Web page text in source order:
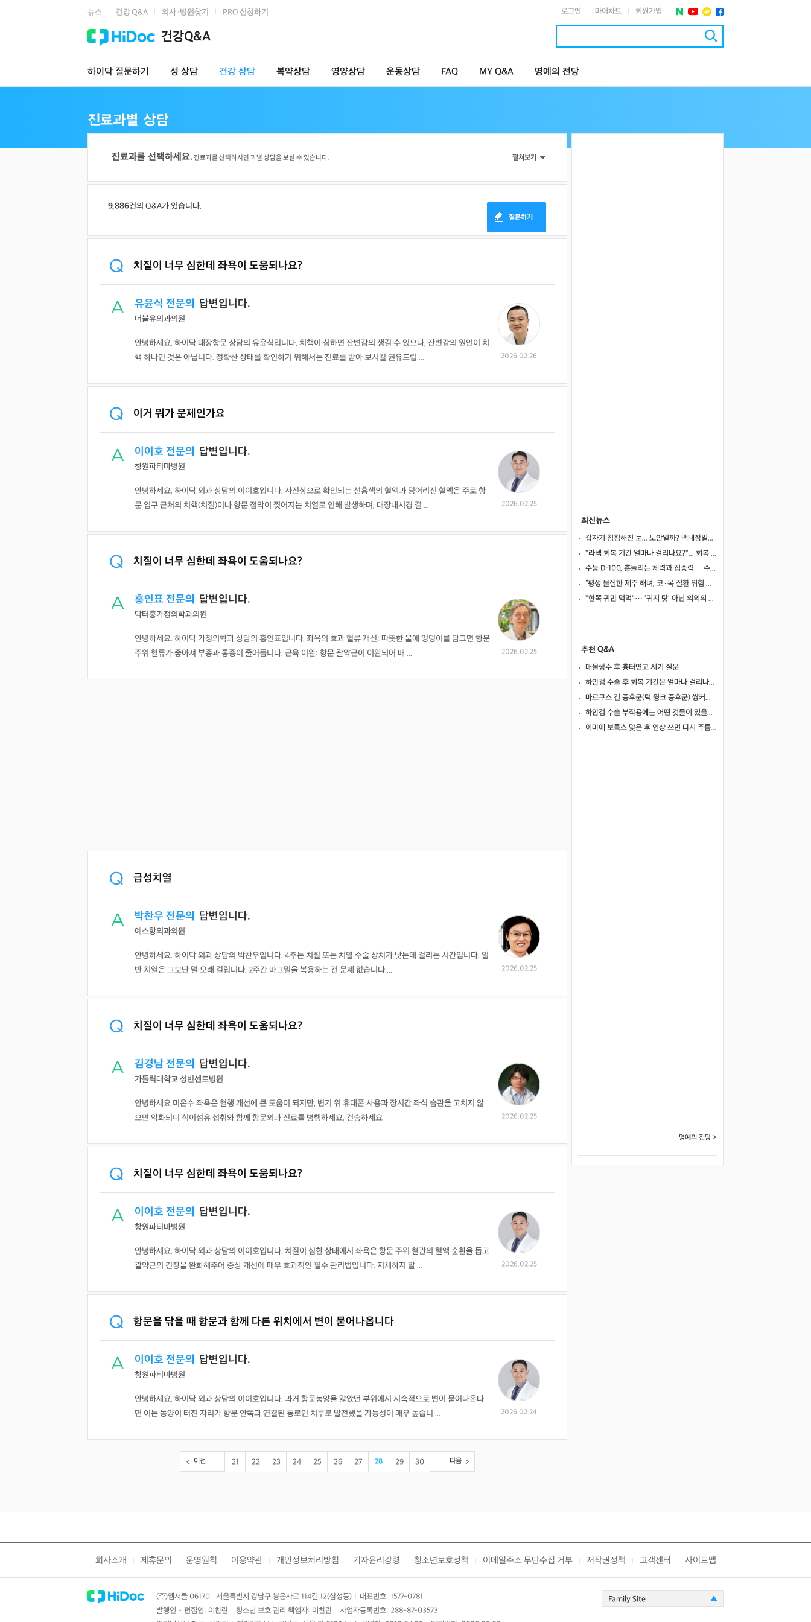
뉴스 건강 Q&A 의사·병원찾기 PRO 신청하기 로그인 마이차트 회원가입
건강Q&A
하이닥 질문하기 성 상담 건강 상담 복약상담 영양상담 운동상담 FAQ MY Q&A 명예의 전당
진료과를 선택하세요. 진료과를 선택하시면 과별 상담을 보실 수 있습니다. 펼쳐보기
9,886건의 Q&A가 있습니다.
질문하기
치질이 너무 심한데 좌욕이 도움되나요?
유윤식 전문의 답변입니다.
더블유외과의원
2026.02.26
안녕하세요. 하이닥 대장항문 상담의 유윤식입니다. 치핵이 심하면 잔변감의 생길 수 있으나, 잔변감의 원인이 치
핵 하나인 것은 아닙니다. 정확한 상태를 확인하기 위해서는 진료를 받아 보시길 권유드립 ...
이거 뭐가 문제인가요
이이호 전문의 답변입니다.
창원파티마병원
2026.02.25
안녕하세요. 하이닥 외과 상담의 이이호입니다. 사진상으로 확인되는 선홍색의 혈액과 덩어리진 혈액은 주로 항
문 입구 근처의 치핵(치질)이나 항문 점막이 찢어지는 치열로 인해 발생하며, 대장내시경 결 ...
치질이 너무 심한데 좌욕이 도움되나요?
홍인표 전문의 답변입니다.
닥터홍가정의학과의원
2026.02.25
안녕하세요. 하이닥 가정의학과 상담의 홍인표입니다. 좌욕의 효과 혈류 개선: 따뜻한 물에 엉덩이를 담그면 항문
주위 혈류가 좋아져 부종과 통증이 줄어듭니다. 근육 이완: 항문 괄약근이 이완되어 배 ...
급성치열
박찬우 전문의 답변입니다.
예스항외과의원
2026.02.25
안녕하세요. 하이닥 외과 상담의 박찬우입니다. 4주는 치질 또는 치열 수술 상처가 낫는데 걸리는 시간입니다. 일
반 치열은 그보단 덜 오래 걸립니다. 2주간 마그밀을 복용하는 건 문제 없습니다 ...
치질이 너무 심한데 좌욕이 도움되나요?
김경남 전문의 답변입니다.
가톨릭대학교 성빈센트병원
2026.02.25
안녕하세요 미온수 좌욕은 혈행 개선에 큰 도움이 되지만, 변기 위 휴대폰 사용과 장시간 좌식 습관을 고치지 않
으면 악화되니 식이섬유 섭취와 함께 항문외과 진료를 병행하세요. 건승하세요
치질이 너무 심한데 좌욕이 도움되나요?
이이호 전문의 답변입니다.
창원파티마병원
2026.02.25
안녕하세요. 하이닥 외과 상담의 이이호입니다. 치질이 심한 상태에서 좌욕은 항문 주위 혈관의 혈액 순환을 돕고
괄약근의 긴장을 완화해주어 증상 개선에 매우 효과적인 필수 관리법입니다. 지체하지 말 ...
항문을 닦을 때 항문과 함께 다른 위치에서 변이 묻어나옵니다
이이호 전문의 답변입니다.
창원파티마병원
2026.02.24
안녕하세요. 하이닥 외과 상담의 이이호입니다. 과거 항문농양을 앓았던 부위에서 지속적으로 변이 묻어나온다
면 이는 농양이 터진 자리가 항문 안쪽과 연결된 통로인 치루로 발전했을 가능성이 매우 높습니 ...
이전 21 22 23 24 25 26 27 28 29 30 다음
최신뉴스
갑자기 침침해진 눈... 노안일까? 백내장일까?
"라섹 회복 기간 얼마나 걸리나요?"... 회복 과정과 일상 복귀 시점
수능 D-100, 흔들리는 체력과 집중력… 수험생 영양 관리 어떻게 할까
“평생 물질한 제주 해녀, 코·목 질환 위험 높았다”… 10년 추적 연구 결과
"한쪽 귀만 먹먹"… '귀지 탓' 아닌 의외의 원인 4가지
추천 Q&A
매몰쌍수 후 흉터연고 시기 질문
하안검 수술 후 회복 기간은 얼마나 걸리나요?
마르쿠스 건 증후군(턱 윙크 증후군) 쌍커풀 수술 가능 여부
하안검 수술 부작용에는 어떤 것들이 있을까요?
이마에 보톡스 맞은 후 인상 쓰면 다시 주름이 생길까요?
명예의 전당 >
회사소개 제휴문의 운영원칙 이용약관 개인정보처리방침 기자윤리강령 청소년보호정책 이메일주소 무단수집 거부 저작권정책 고객센터 사이트맵
(주)엠서클 06170 서울특별시 강남구 봉은사로 114길 12(삼성동)
대표번호: 1577-0781
발행인・편집인: 이찬란
청소년 보호 관리 책임자: 이찬란
사업자등록번호: 288-87-03573
Family Site